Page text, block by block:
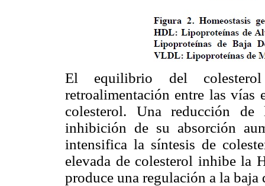
El equilibrio del
retroalimentación entre las vías
colesterol. Una reducción
inhibición de su absorción
intensifica la síntesis de
elevada de colesterol inhibe la
produce una regulación a la